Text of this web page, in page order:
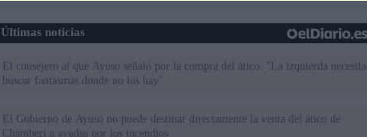
Últimas noticias
El consejero al que Ayuso señaló por la compra del ático: "La izquierda necesita
buscar fantasmas donde no los hay"
El Gobierno de Ayuso no puede destinar directamente la venta del ático de
Chamberí a ayudas por los incendios